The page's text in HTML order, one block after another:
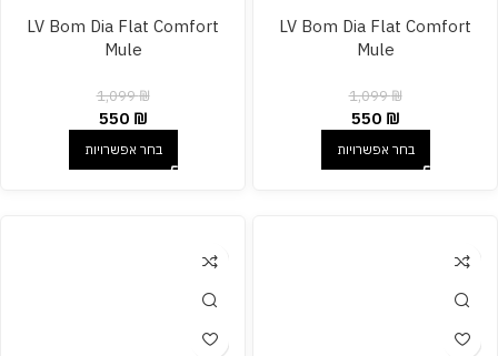
LV Bom Dia Flat Comfort
Mule
1,099₪
550 ₪
בחר אפשרויות
LV Bom Dia Flat Comfort
Mule
1,099₪
550 ₪
בחר אפשרויות